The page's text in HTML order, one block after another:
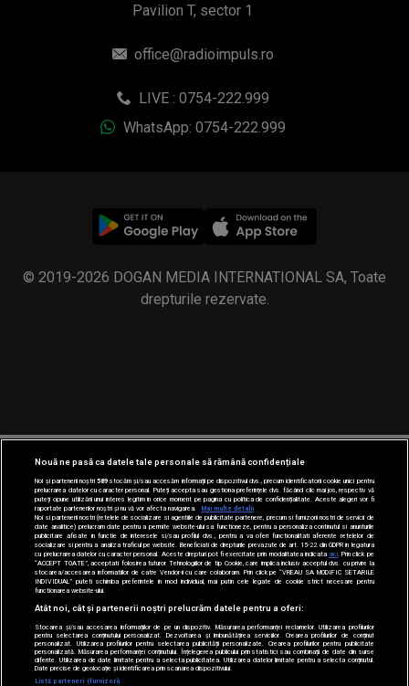
Pavilion T, sector 1
office@radioimpuls.ro
LIVE : 0754-222.999
WhatsApp: 0754-222.999
© 2019-2026 DOGAN MEDIA INTERNATIONAL SA, Toate
drepturile rezervate.
Nouă ne pasă ca datele tale personale să rămână confidențiale
Noi și partenerii noștri589stocăm și/sau accesăm informații pe dispozitivul dvs., precum identificatorii cookie unici pentru
prelucrarea datelor cu caracter personal. Puteți accepta sau gestiona preferințele dvs. făcând clic mai jos, respectiv vă
puteți opune utilizării unui interes legitim în orice moment pe pagina cu politica de confidențialitate. Aceste alegeri vor fi
raportate partenerilor noștri și nu vă vor afecta navigarea.
Mai multe detalii
Noi si partenerii nostri (retelele de socializare si agentiile de publicitate partenere, precum si furnizorii nostri de servicii de
date analitice) prelucram date pentru a permite website-ului sa functioneze, pentru a personaliza continutul si anunturile
publicitare afisate in functie de interesele si/sau profilul dvs., pentru a va oferi functionalitati aferente retelelor de
socializare si pentru a analiza traficul pe website. Beneficiati de drepturile prevazute de art. 15-22 din GDPR in legatura
cu prelucrarea datelor cu caracter personal. Aceste drepturi pot fi exercitate prin modalitatea indicataaici . Prin click pe
“ACCEPT TOATE”, acceptati folosirea tuturor Tehnologiilor de tip Cookie, care implica inclusiv acceptul dvs. cu privire la
stocarea/accesarea informatiilor de catre Vendor-ii cu care colaboram. Prin click pe “VREAU SA MODIFIC SETARILE
INDIVIDUAL” puteti schimba preferintele in mod individual, mai putin cele legate de cookie strict necesare pentru
functionarea website-ului.
Atât noi, cât și partenerii noștri prelucrăm datele pentru a oferi:
Stocarea și/sau accesarea informațiilor de pe un dispozitiv. Măsurarea performanței reclamelor. Utilizarea profilurilor
pentru selectarea conținutului personalizat. Dezvoltarea și îmbunătățirea serviciilor. Crearea profilurilor de conținut
personalizat. Utilizarea profilurilor pentru selectarea publicității personalizate. Crearea profilurilor pentru publicitate
personalizată. Măsurarea performanței conținutului. Înțelegerea publicului prin statistici sau combinații de date din surse
diferite. Utilizarea de date limitate pentru a selecta publicitatea. Utilizarea datelor limitate pentru a selecta conținutul.
Date precise de geolocație și identificarea prin scanarea dispozitivului.
Listă parteneri (furnizori)